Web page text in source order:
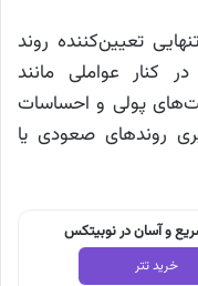
تعیین‌کننده روند
کنار عواملی مانند
پولی و احساسات
روندهای صعودی یا
و آسان در نوبیتکس
خرید تتر